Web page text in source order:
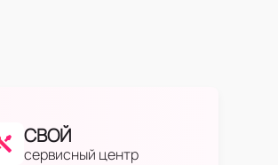
СВОЙ
сервисный центр